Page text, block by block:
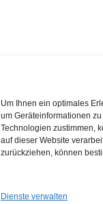
Um Ihnen ein optimales
um Geräteinformationen
Technologien zustimmen,
auf dieser Website
zurückziehen, können
Dienste verwalten